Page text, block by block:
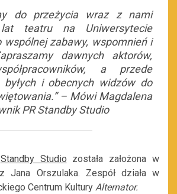
do przeżycia wraz z nami
teatru na Uniwersytecie
wspólnej zabawy, wspomnień i
dawnych aktorów,
a przede
i obecnych widzów do
– Mówi Magdalena
PR Standby Studio
Standby Studio została założona w
Jana Orszulaka. Zespół działa w
Centrum Kultury Alternator.